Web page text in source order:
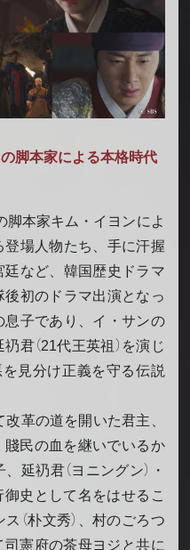
の脚本家による本格時代
脚本家キム・イヨンによ
場人物たち、手に汗握
など、韓国歴史ドラマ
初のドラマ出演となっ
子であり、イ・サンの
君（21代王英祖）を演じ
を見分け正義を守る伝説
革の道を開いた君主、
賤民の血を継いでいるか
延礽君（ヨニングン）・
御史として名をはせるこ
（朴文秀）、村のごろつ
司憲府の茶母ヨジと共に